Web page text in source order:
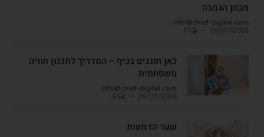
מבחן הגמבה
info@chief-digital.com
כאן חוגגים בכיף – המדריך לתכנון חוויה
משפחתית
info@chief-digital.com
שער הדמעות